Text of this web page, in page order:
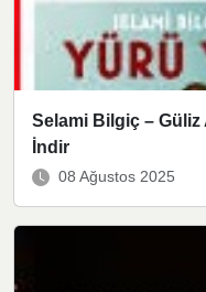
Selami Bilgiç – Güliz
İndir
08 Ağustos 2025